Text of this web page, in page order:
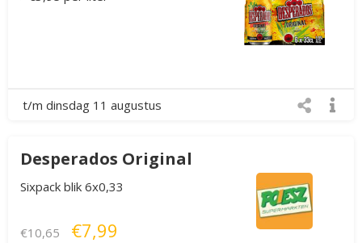
t/m dinsdag 11 augustus
Desperados Original
Sixpack blik 6x0,33
€10,65 €7,99